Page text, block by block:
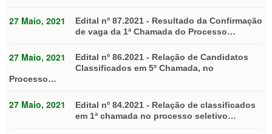
27 Maio, 2021
Edital nº 87.2021 - Resultado da Confirmação
de vaga da 1ª Chamada do Processo…
27 Maio, 2021
Edital nº 86.2021 - Relação de Candidatos
Classificados em 5º Chamada, no
Processo…
27 Maio, 2021
Edital nº 84.2021 - Relação de classificados
em 1ª chamada no processo seletivo…